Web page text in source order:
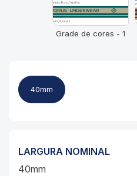
Grade de cores - 1
40mm
LARGURA NOMINAL
40mm